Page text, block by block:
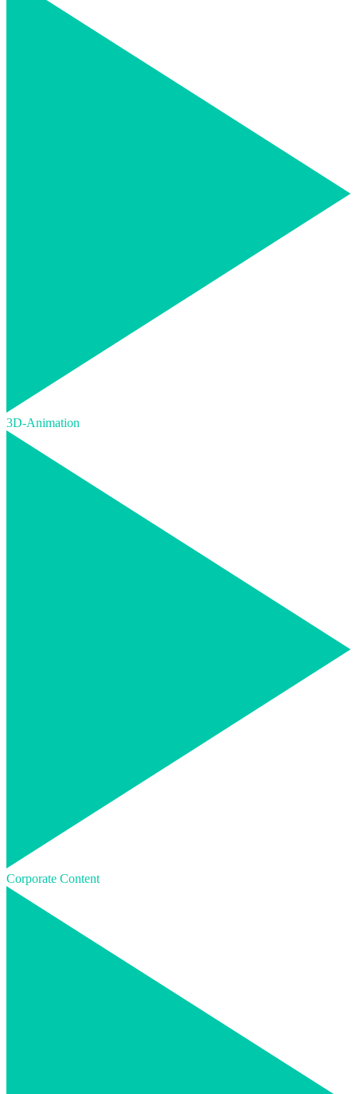
3D-Animation
Corporate Content